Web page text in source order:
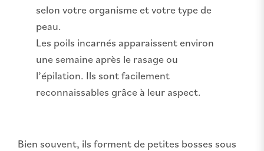
selon votre organisme et votre type de
peau.
Les poils incarnés apparaissent environ
une semaine après le rasage ou
l’épilation. Ils sont facilement
reconnaissables grâce à leur aspect.
Bien souvent, ils forment de petites bosses sous